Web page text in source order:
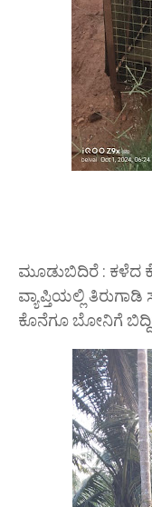
ಮೂಡುಬಿದಿರೆ : ಕಳೆದ
ವ್ಯಾಪ್ತಿಯಲ್ಲಿ
ಕೊನೆಗೂ ಬೋನಿಗೆ